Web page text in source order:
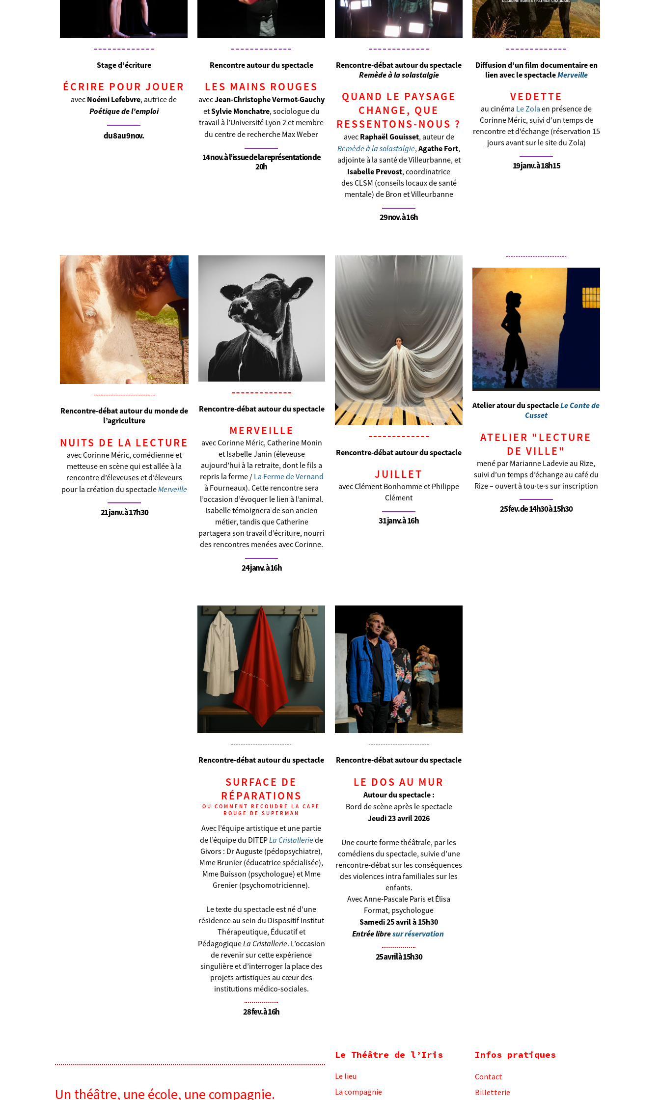
Stage d’écriture
ÉCRIRE POUR JOUER
avec Noémi Lefebvre, autrice de
Poétique de l’emploi
du 8 au 9 nov.
Rencontre autour du spectacle
LES MAINS ROUGES
avecJean-Christophe Vermot-Gauchy
etSylvie Monchatre, sociologue du
travail à l’Université Lyon 2 et membre
du centre de recherche Max Weber
14 nov. à l’issue de la représentation de
20h
Rencontre-débat autour du spectacle
Remède à la solastalgie
QUAND LE PAYSAGE
CHANGE, QUE
RESSENTONS-NOUS ?
avec Raphaël Gouisset, auteur de
Remède à la solastalgie, Agathe Fort,
adjointe à la santé de Villeurbanne, et
Isabelle Prevost, coordinatrice
des CLSM (conseils locaux de santé
mentale) de Bron et Villeurbanne
29 nov. à 16h
Diffusion d’un film documentaire en
lien avec le spectacleMerveille
VEDETTE
au cinéma Le Zola en présence de
Corinne Méric, suivi d’un temps de
rencontre et d’échange (réservation 15
jours avant sur le site du Zola)
19 janv. à 18h15
Rencontre-débat autour du monde de
l’agriculture
NUITS DE LA LECTURE
avec Corinne Méric, comédienne et
metteuse en scène qui est allée à la
rencontre d’éleveuses et d’éleveurs
pour la création du spectacleMerveille
21 janv. à 17h30
Rencontre-débat autour du spectacle
MERVEILLE
avecCorinne Méric, Catherine Monin
et Isabelle Janin (éleveuse
aujourd’hui à la retraite, dont le fils a
repris la ferme / La Ferme de Vernand
à Fourneaux).Cette rencontre sera
l’occasion d’évoquer le lien à l’animal.
Isabelle témoignera de son ancien
métier, tandis que Catherine
partagera son travail d’écriture, nourri
des rencontres menées avec Corinne.
24 janv. à 16h
Rencontre-débat autour du spectacle
JUILLET
avec Clément Bonhomme et Philippe
Clément
31 janv. à 16h
Atelier atour du spectacleLe Conte de
Cusset
ATELIER "LECTURE
DE VILLE"
mené par Marianne Ladevie au Rize,
suivi d’un temps d’échange au café du
Rize – ouvert à tou·te·s sur inscription
25 fev. de 14h30 à 15h30
Rencontre-débat autour du spectacle
SURFACE DE
RÉPARATIONS
OU COMMENT RECOUDRE LA CAPE
ROUGE DE SUPERMAN
Avec l’équipe artistique et une partie
de l’équipe du DITEPLa Cristalleriede
Givors : Dr Auguste (pédopsychiatre),
Mme Brunier (éducatrice spécialisée),
Mme Buisson (psychologue) et Mme
Grenier (psychomotricienne).
Le texte du spectacle est né d’une
résidence au sein du Dispositif Institut
Thérapeutique, Éducatif et
PédagogiqueLa Cristallerie. L’occasion
de revenir sur cette expérience
singulière et d’interroger la place des
projets artistiques au cœur des
institutions médico-sociales.
28 fev. à 16h
Rencontre-débat autour du spectacle
LE DOS AU MUR
Autour du spectacle :
Bord de scène après le spectacle
Jeudi 23 avril 2026
Une courte forme théâtrale, par les
comédiens du spectacle, suivie d’une
rencontre-débat sur les conséquences
des violences intra familiales sur les
enfants.
Avec Anne-Pascale Paris et Élisa
Format, psychologue
Samedi 25 avril à 15h30
Entrée libresur réservation
25 avril à 15h30
Un théâtre, une école, une compagnie.​
Le Théâtre de l’Iris
Le lieu
La compagnie
Infos pratiques
Contact
Billetterie